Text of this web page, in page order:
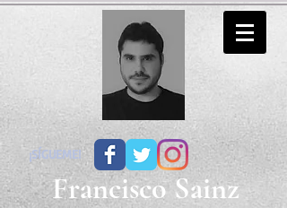
Francisco Sainz
¡SÍGUEME!